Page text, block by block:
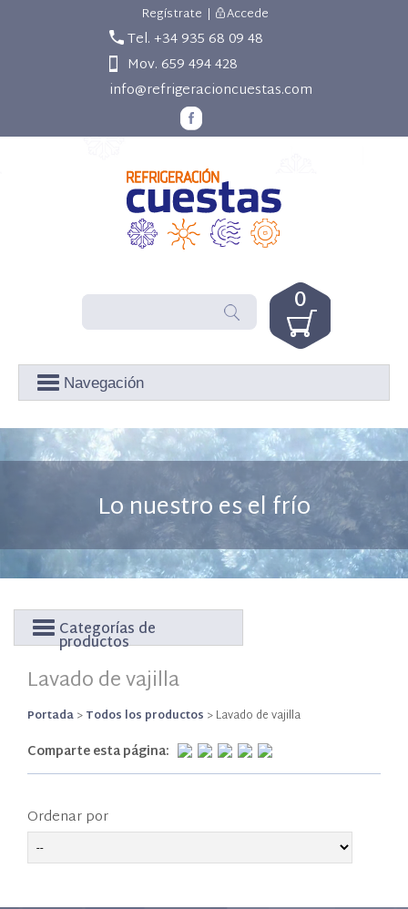
Regístrate | Accede
Tel. +34 935 68 09 48
Mov. 659 494 428
info@refrigeracioncuestas.com
Navegación
0
Lo nuestro es el frío
Categorías de
productos
Lavado de vajilla
Portada>Todos los productos >Lavado de vajilla
Comparte esta página:
Ordenar por